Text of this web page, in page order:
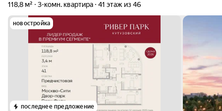
118,8 м²
3-комн. квартира 41 этаж из 46
новостройка
последнее предложение